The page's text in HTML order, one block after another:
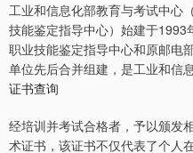
工业和信息化部教育与考试中心
技能鉴定指导中心）始建于
职业技能鉴定指导中心和原邮电
单位先后合并组建，是工业和信
证书查询
经培训并考试合格者，予以颁发
术证书，该证书不仅代表了个人